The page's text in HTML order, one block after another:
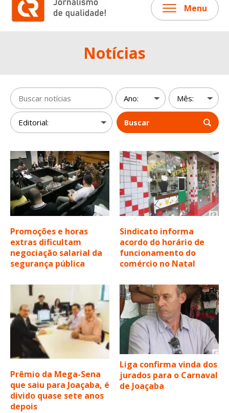
Menu
Notícias
Buscar
Promoções e horas
extras dificultam
negociação salarial da
segurança pública
Sindicato informa
acordo do horário de
funcionamento do
comércio no Natal
Prêmio da Mega-Sena
que saiu para Joaçaba, é
divido quase sete anos
depois
Liga confirma vinda dos
jurados para o Carnaval
de Joaçaba